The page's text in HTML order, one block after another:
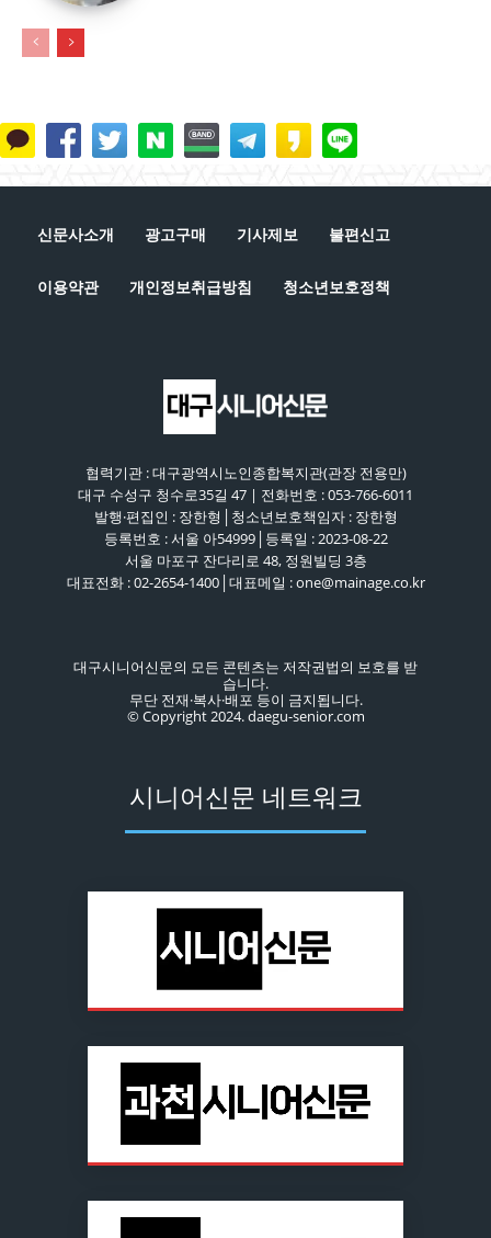
신문사소개 광고구매 기사제보 불편신고
이용약관 개인정보취급방침 청소년보호정책
협력기관 : 대구광역시노인종합복지관(관장 전용만)
대구 수성구 청수로35길 47 | 전화번호 : 053-766-6011
발행·편집인 : 장한형│청소년보호책임자 : 장한형
등록번호 : 서울 아54999│등록일 : 2023-08-22
서울 마포구 잔다리로 48, 정원빌딩 3층
대표전화 : 02-2654-1400│대표메일 : one@mainage.co.kr
대구시니어신문의 모든 콘텐츠는 저작권법의 보호를 받
습니다.
무단 전재·복사·배포 등이 금지됩니다.
© Copyright 2024. daegu-senior.com
시니어신문 네트워크